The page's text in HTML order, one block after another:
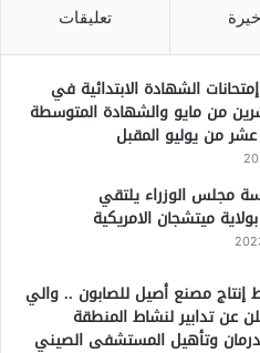
تعليقات
الشهادة الابتدائية في
من مايو والشهادة المتوسطة
من يوليو المقبل
مجلس الوزراء يلتقي
ميتشجان الامريكية
إنتاج مصنع أصيل للصابون .. والي
عن تدابير لنشاط المنطقة
وتأهيل المستشفى الصيني